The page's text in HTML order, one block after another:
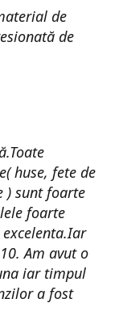
de
de
huse, fete de
) sunt foarte
foarte
Am avut o
iar timpul
a fost